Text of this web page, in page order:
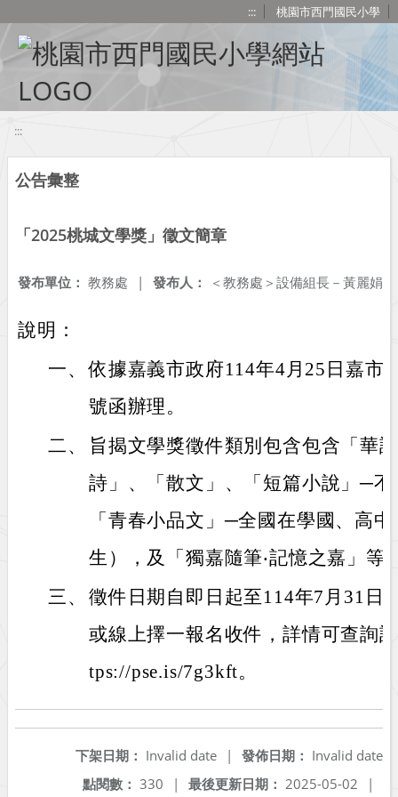
::: 桃園市西門國民小學
:::
公告彙整
「2025桃城文學獎」徵文簡章
發布人： ＜教務處＞設備組長－黃麗娟
發布單位： 教務處 |
說明：
一、 依據嘉義市政府114年4月25日嘉市
號函辦理。
二、
旨揭文學獎徵件類別包含包含「華
詩」、「散文」、「短篇小說」─
「青春小品文」─全國在學國、高
生），及「獨嘉隨筆‧記憶之嘉」等
三、 徵件日期自即日起至114年7月31日
或線上擇一報名收件，詳情可查詢
tps://pse.is/7g3kft。
發佈日期： Invalid date
下架日期： Invalid date
|
最後更新日期： 2025-05-02 |
點閱數： 330 |